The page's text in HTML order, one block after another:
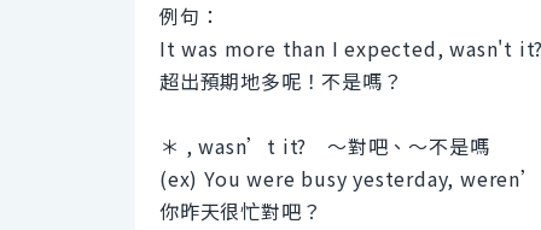
例句：
It was more than I expected, wasn't it?
超出預期地多呢！不是嗎？
＊ , wasn’t it? ～對吧、～不是嗎
(ex) You were busy yesterday,
你昨天很忙對吧？